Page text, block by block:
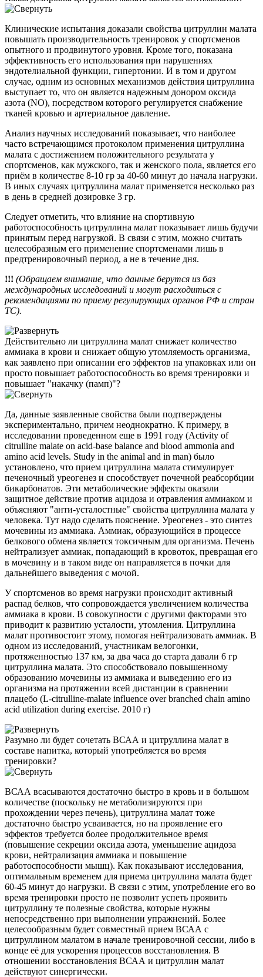
Клинические испытания доказали свойства цитруллин малата
повышать производительность тренировок у спортсменов
опытного и продвинутого уровня. Кроме того, показана
эффективность его использования при нарушениях
эндотелиальной функции, гипертонии. И в том и другом
случае, одним из основных механизмов действия цитруллина
выступает то, что он является надежным донором оксида
азота (NO), посредством которого регулируется снабжение
тканей кровью и артериальное давление.
Анализ научных исследований показывает, что наиболее
часто встречающимся протоколом применения цитруллина
малата с достижением положительного результата у
спортсменов, как мужского, так и женского пола, является его
приём в количестве 8-10 гр за 40-60 минут до начала нагрузки.
В иных случаях цитруллина малат применяется несколько раз
в день в средней дозировке 3 гр.
Следует отметить, что влияние на спортивную
работоспособность цитруллина малат показывает лишь будучи
принятым перед нагрузкой. В связи с этим, можно считать
целесобразным его применение спортсменами лишь в
предтренировочный период, а не в течение дня.
!!! (Обращаем внимание, что данные берутся из баз
международных исследований и могут расходиться с
рекомендациями по приему регулирующих органов РФ и стран
ТС).
Действительно ли цитруллина малат снижает количество
аммиака в крови и снижает общую утомляемость организма,
как заявлено при описании его эффектов на упаковках или он
просто повышает работоспособность во время тренировки и
повышает "накачку (памп)"?
Да, данные заявленные свойства были подтверждены
экспериментально, причем неоднократно. К примеру, в
исследовании проведенном еще в 1991 году (Activity of
citrulline malate on acid-base balance and blood ammonia and
amino acid levels. Study in the animal and in man) было
установлено, что прием цитруллина малата стимулирует
печеночный уреогенез и способствует почечной реабсорбции
бикарбонатов. Эти метаболические эффекты оказали
защитное действие против ацидоза и отравления аммиаком и
объясняют "анти-усталостные" свойства цитруллина малата у
человека. Тут надо сделать пояснение. Уреогенез - это синтез
мочевины из аммиака. Аммиак, образующийся в процессе
белкового обмена является токсичным для организма. Печень
нейтрализует аммиак, попадающий в кровоток, превращая его
в мочевину и в таком виде он направляется в почки для
дальнейшего выведения с мочой.
У спортсменов во время нагрузки происходит активный
распад белков, что сопровождается увеличением количества
аммиака в крови. В совокупности с другими факторами это
приводит к развитию усталости, утомления. Цитруллина
малат противостоит этому, помогая нейтрализовать аммиак. В
одном из исследований, участникам велогонки,
протяженностью 137 км, за два часа до старта давали 6 гр
цитруллина малата. Это способствовало повышенному
образованию мочевины из аммиака и выведению его из
организма на протяжении всей дистанции в сравнении
плацебо (L-citrulline-malate influence over branched chain amino
acid utilization during exercise. 2010 г)
Разумно ли будет сочетать ВСАА и цитруллина малат в
составе напитка, который употребляется во время
тренировки?
ВСАА всасываются достаточно быстро в кровь и в большом
количестве (поскольку не метаболизируются при
прохождении через печень), цитруллина малат тоже
достаточно быстро усваивается, но на проявление его
эффектов требуется более продолжительное время
(повышение секреции оксида азота, уменьшение ацидоза
крови, нейтрализация аммиака и повышение
работоспособности мышц). Как показывают исследования,
оптимальным временем для приема цитруллина малата будет
60-45 минут до нагрузки. В связи с этим, употребление его во
время тренировки просто не позволит успеть проявить
цитруллину те полезные свойства, которые нужны
непосредственно при выполнении упражнений. Более
целесообразным будет совместный прием ВСАА с
цитруллином малатом в начале тренировочной сессии, либо в
конце её для ускорения процессов восстановления. В
отношении восстановления ВСАА и цитруллин малат
действуют синергически.